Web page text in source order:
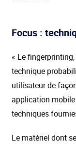
Focus :
« Le
technique
utilisateur de
application
techniques
Le matériel dont